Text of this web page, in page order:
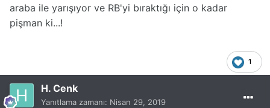
"Objects in the rear view mirror may be closer
than they appear "
Geneli fazla sakin geçen bir yarıştı bence.
araba ile yarışıyor ve RB'yi bıraktığı için o kadar
pişman ki...!
1
H. Cenk
Yanıtlama zamanı: Nisan 29, 2019